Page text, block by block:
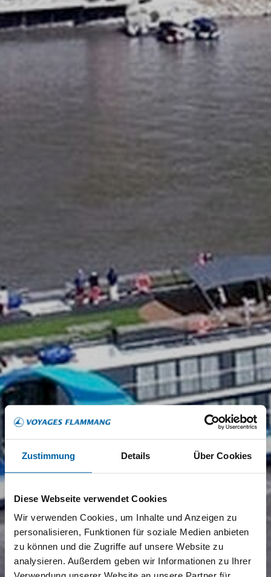
Zustimmung Details Über Cookies
Diese Webseite verwendet Cookies
Wir verwenden Cookies, um Inhalte und Anzeigen zu
personalisieren, Funktionen für soziale Medien anbieten
zu können und die Zugriffe auf unsere Website zu
analysieren. Außerdem geben wir Informationen zu Ihrer